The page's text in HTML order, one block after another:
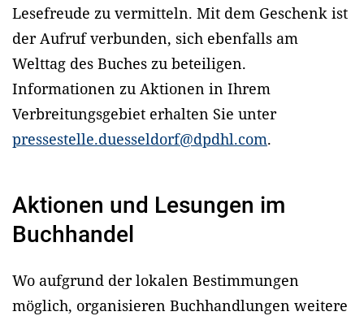
Lesefreude zu vermitteln. Mit dem Geschenk ist
der Aufruf verbunden, sich ebenfalls am
Welttag des Buches zu beteiligen.
Informationen zu Aktionen in Ihrem
Verbreitungsgebiet erhalten Sie unter
pressestelle.duesseldorf@dpdhl.com.
Aktionen und Lesungen im
Buchhandel
Wo aufgrund der lokalen Bestimmungen
möglich, organisieren Buchhandlungen weitere